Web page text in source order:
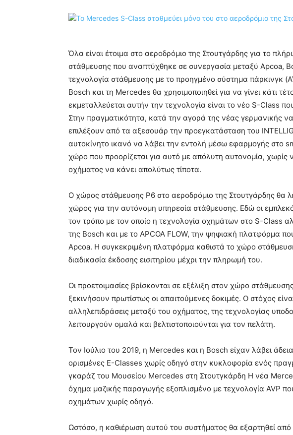
Όλα είναι έτοιμα στο αεροδρόμιο της Στουτγάρδης για το
στάθμευσης που αναπτύχθηκε σε συνεργασία μεταξύ Apcoa,
τεχνολογία στάθμευσης με το προηγμένο σύστημα πάρκινγκ
Bosch και τη Mercedes θα χρησιμοποιηθεί για να γίνει κάτι
εκμεταλλεύεται αυτήν την τεχνολογία είναι το νέο S-Class
Στην πραγματικότητα, κατά την αγορά της νέας γερμανικής
επιλέξουν από τα αξεσουάρ την προεγκατάσταση του
αυτοκίνητο ικανό να λάβει την εντολή μέσω εφαρμογής στο
χώρο που προορίζεται για αυτό με απόλυτη αυτονομία, χωρίς
οχήματος να κάνει απολύτως τίποτα.
Ο χώρος στάθμευσης P6 στο αεροδρόμιο της Στουτγάρδης θα
χώρος για την αυτόνομη υπηρεσία στάθμευσης. Εδώ οι
τον τρόπο με τον οποίο η τεχνολογία οχημάτων στο S-Class
της Bosch και με το APCOA FLOW, την ψηφιακή πλατφόρμα
Apcoa. Η συγκεκριμένη πλατφόρμα καθιστά το χώρο
διαδικασία έκδοσης εισιτηρίου μέχρι την πληρωμή του.
Οι προετοιμασίες βρίσκονται σε εξέλιξη στον χώρο
ξεκινήσουν πρωτίστως οι απαιτούμενες δοκιμές. Ο στόχος
αλληλεπιδράσεις μεταξύ του οχήματος, της τεχνολογίας
λειτουργούν ομαλά και βελτιστοποιούνται για τον πελάτη.
Τον Ιούλιο του 2019, η Mercedes και η Bosch είχαν λάβει
ορισμένες E-Classes χωρίς οδηγό στην κυκλοφορία ενός
γκαράζ του Μουσείου Mercedes στη Στουτγκάρδη Η νέα
όχημα μαζικής παραγωγής εξοπλισμένο με τεχνολογία AVP
οχημάτων χωρίς οδηγό.
Ωστόσο, η καθιέρωση αυτού του συστήματος θα εξαρτηθεί από